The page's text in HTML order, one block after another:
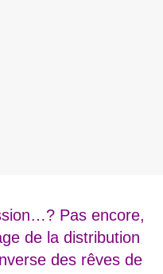
Pas encore,
de la distribution
des rêves de